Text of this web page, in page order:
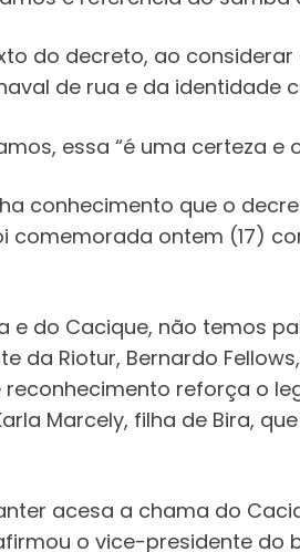
do decreto, ao considerar
de rua e da identidade
essa “é uma certeza e
conhecimento que o
comemorada ontem (17)
e do Cacique, não temos
da Riotur, Bernardo
reconhecimento reforça o
Marcely, filha de Bira,
acesa a chama do
o vice-presidente do